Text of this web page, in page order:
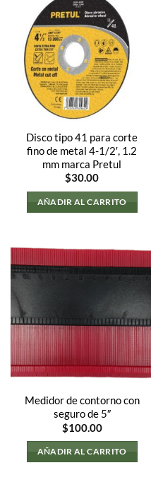
Disco tipo 41 para corte
fino de metal 4-1/2′, 1.2
mm marca Pretul
$30.00
AÑADIR AL CARRITO
Medidor de contorno con
seguro de 5″
$100.00
AÑADIR AL CARRITO